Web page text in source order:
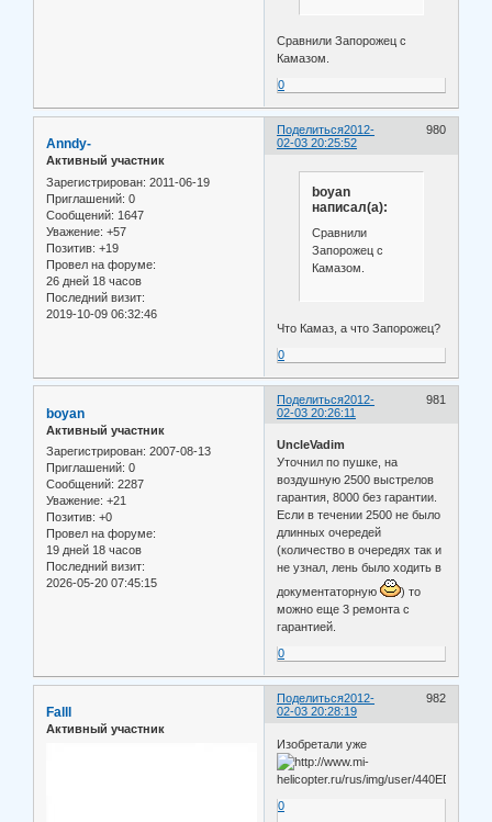
Сравнили Запорожец с
Камазом.
0
Поделиться 980
2012-
02-03 20:25:52
Anndy-
Активный участник
Зарегистрирован: 2011-06-19
Приглашений: 0
Сообщений: 1647
Уважение: +57
Позитив: +19
Провел на форуме:
26 дней 18 часов
Последний визит:
2019-10-09 06:32:46
boyan
написал(а):
Сравнили
Запорожец с
Камазом.
Что Камаз, а что Запорожец?
0
Поделиться 981
2012-
02-03 20:26:11
boyan
Активный участник
Зарегистрирован: 2007-08-13
Приглашений: 0
Сообщений: 2287
Уважение: +21
Позитив: +0
Провел на форуме:
19 дней 18 часов
Последний визит:
2026-05-20 07:45:15
UncleVadim
Уточнил по пушке, на
воздушную 2500 выстрелов
гарантия, 8000 без гарантии.
Если в течении 2500 не было
длинных очередей
(количество в очередях так и
не узнал, лень было ходить в
документаторную
) то
можно еще 3 ремонта с
гарантией.
0
Поделиться 982
2012-
02-03 20:28:19
Falll
Активный участник
Изобретали уже
0